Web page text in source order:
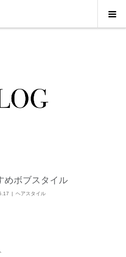
めボブスタイル
ヘアスタイル